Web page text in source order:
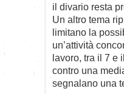
il divario resta
Un altro tema
limitano la
un’attività
lavoro, tra il 7 e
contro una
segnalano una